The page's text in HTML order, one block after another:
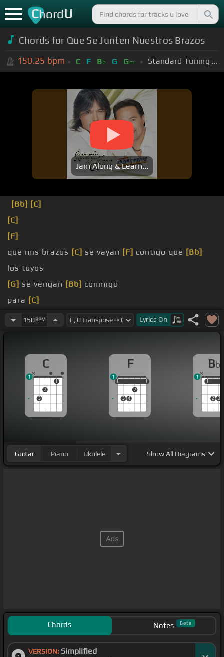
ChordU
Chords for Que Se Junten Nuestros Brazos
150.25 bpm C F Bb G Gm Standard Tuning (EADGBE)
Jam Along & Learn...
[Bb] [C]
[C]
[F]
que mis brazos [C] se vayan [F] contigo que [Bb]
los tuyos
[G] se vengan [Bb] conmigo
para [C]
vernos los dos caracar y juntar nuestros labios
[F]
150BPM Lyrics On
C
3
2
1
1
F
1
3 4
2
1
1 1
1
Bb
1
2 3
1
1
Guitar Piano Ukulele ShowAll Diagrams
Chords Notes Beta
VERSION: Simplified